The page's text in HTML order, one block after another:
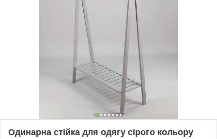
Одинарна стійка для одягу сірого кольору